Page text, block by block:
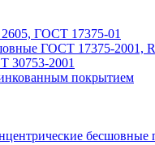
ГОСТ 17375-01
ГОСТ 17375-2001,
30753-2001
покрытием
бесшовные